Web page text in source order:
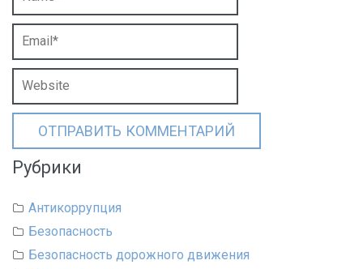
Рубрики
Антикоррупция
Безопасность
Безопасность дорожного движения